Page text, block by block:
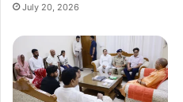
July 20, 2026